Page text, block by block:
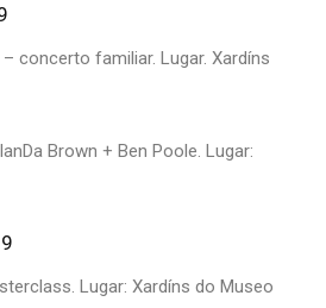
concerto familiar. Lugar. Xardíns
Brown + Ben Poole. Lugar:
Lugar: Xardíns do Museo